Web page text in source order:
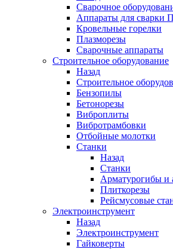
Сварочное
Аппараты для сварки
Кровельные горелки
Плазморезы
Сварочные аппараты
Строительное оборудование
Назад
Строительное
Бензопилы
Бетонорезы
Виброплиты
Вибротрамбовки
Отбойные молотки
Станки
Назад
Станки
Арматурогибы и
Плиткорезы
Рейсмусовые
Электроинструмент
Назад
Электроинструмент
Гайковерты